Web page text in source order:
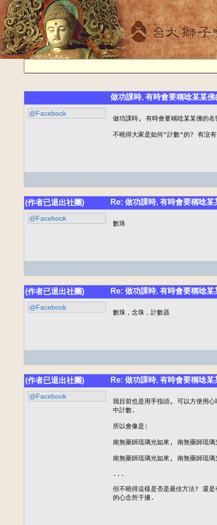
做功課時, 有時會要稱唸某某
@Facebook
做功課時, 有時會要稱唸某某佛的
不曉得大家是如何"計數"的? 有沒
(作者已退出社團) Re: 做功課時, 有時會要稱唸
@Facebook
數珠
(作者已退出社團) Re: 做功課時, 有時會要稱唸
@Facebook
數珠，念珠，計數器
(作者已退出社團) Re: 做功課時, 有時會要稱唸
@Facebook
我目前也是用手指頭, 可以方便用
中計數.
所以會像是:
南無藥師琉璃光如來, 南無藥師
南無藥師琉璃光如來, 南無藥師
...
但不曉得這樣是否是最佳方法? 還
的心念所干擾.